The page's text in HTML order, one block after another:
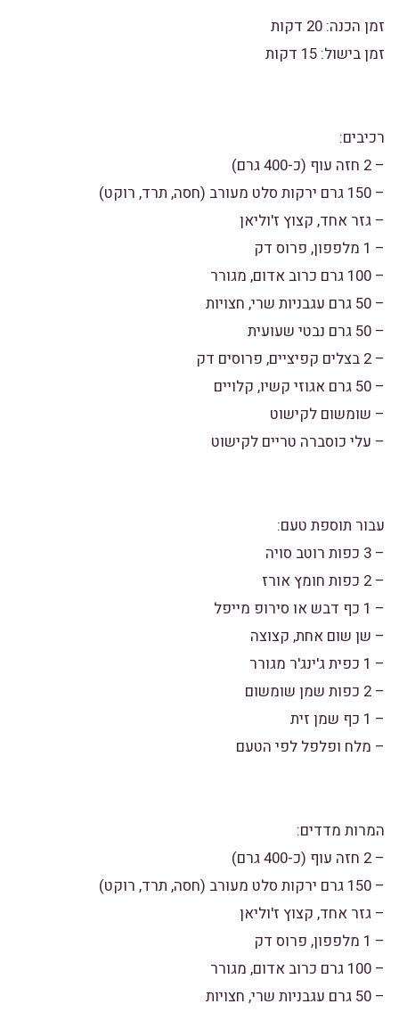
זמן הכנה: 20 דקות
זמן בישול: 15 דקות
רכיבים:
– 2 חזה עוף (כ-400 גרם)
– 150 גרם ירקות סלט מעורב (חסה, תרד, רוקט)
– גזר אחד, קצוץ ז'וליאן
– 1 מלפפון, פרוס דק
– 100 גרם כרוב אדום, מגורר
– 50 גרם עגבניות שרי, חצויות
– 50 גרם נבטי שעועית
– 2 בצלים קפיציים, פרוסים דק
– 50 גרם אגוזי קשיו, קלויים
– שומשום לקישוט
– עלי כוסברה טריים לקישוט
עבור תוספת טעם:
– 3 כפות רוטב סויה
– 2 כפות חומץ אורז
– 1 כף דבש או סירופ מייפל
– שן שום אחת, קצוצה
– 1 כפית ג'ינג'ר מגורר
– 2 כפות שמן שומשום
– 1 כף שמן זית
– מלח ופלפל לפי הטעם
המרות מדדים:
– 2 חזה עוף (כ-400 גרם)
– 150 גרם ירקות סלט מעורב (חסה, תרד, רוקט)
– גזר אחד, קצוץ ז'וליאן
– 1 מלפפון, פרוס דק
– 100 גרם כרוב אדום, מגורר
– 50 גרם עגבניות שרי, חצויות